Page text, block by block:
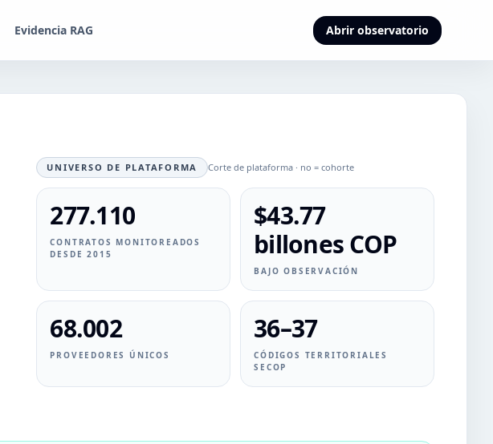
Evidencia RAG Abrir observatorio
UNIVERSO DE PLATAFORMA Corte de plataforma · no = cohorte
277.110
CONTRATOS MONITOREADOS
DESDE 2015
$43.77
billones COP
BAJO OBSERVACIÓN
68.002
PROVEEDORES ÚNICOS
36–37
CÓDIGOS TERRITORIALES
SECOP